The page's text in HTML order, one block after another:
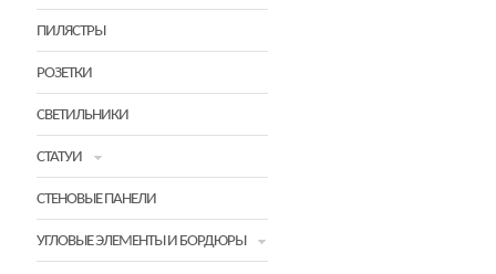
ПИЛЯСТРЫ
РОЗЕТКИ
СВЕТИЛЬНИКИ
СТАТУИ
СТЕНОВЫЕ ПАНЕЛИ
УГЛОВЫЕ ЭЛЕМЕНТЫ И БОРДЮРЫ